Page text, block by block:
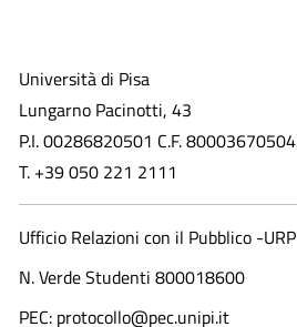
Università di Pisa
Lungarno Pacinotti, 43
P.I. 00286820501 C.F. 80003670504
T. +39 050 221 2111
Ufficio Relazioni con il Pubblico -URP
N. Verde Studenti 800018600​
PEC: protocollo@pec.unipi.it